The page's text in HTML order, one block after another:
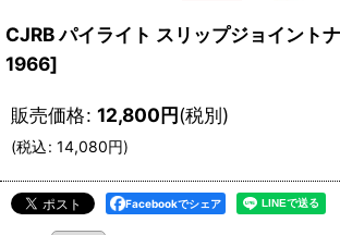
CJRB パイライト スリップジョイント
1966]
販売価格: 12,800円(税別)
(税込: 14,080円)
Facebookでシェア